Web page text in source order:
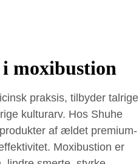
moxibustion
praksis, tilbyder talrige
kulturarv. Hos Shuhe
af ældet premium-
Moxibustion er